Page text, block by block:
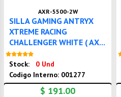
AXR-5500-2W
SILLA GAMING ANTRYX
XTREME RACING
CHALLENGER WHITE ( AX...
Stock:
0 Und
Codigo Interno: 001277
$ 191.00